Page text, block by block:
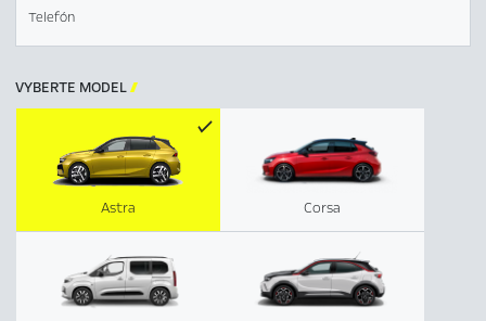
Telefón
VYBERTE MODEL
Corsa
Astra